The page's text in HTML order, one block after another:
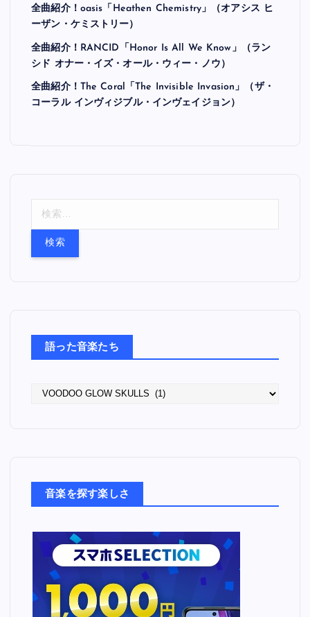
全曲紹介！oasis「Heathen Chemistry」（オアシス ヒ
ーザン・ケミストリー）
全曲紹介！RANCID「Honor Is All We Know」（ラン
シド オナー・イズ・オール・ウィー・ノウ）
全曲紹介！The Coral「The Invisible Invasion」（ザ・
コーラル インヴィジブル・インヴェイジョン）
語った音楽たち
音楽を探す楽しさ